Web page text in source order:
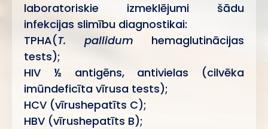
laboratoriskie izmeklējumi šādu
infekcijas slimību diagnostikai:
TPHA(T. pallidum hemaglutinācijas
tests);
HIV ½ antigēns, antivielas (cilvēka
imūndeficīta vīrusa tests);
HCV (vīrushepatīts C);
HBV (vīrushepatīts B);